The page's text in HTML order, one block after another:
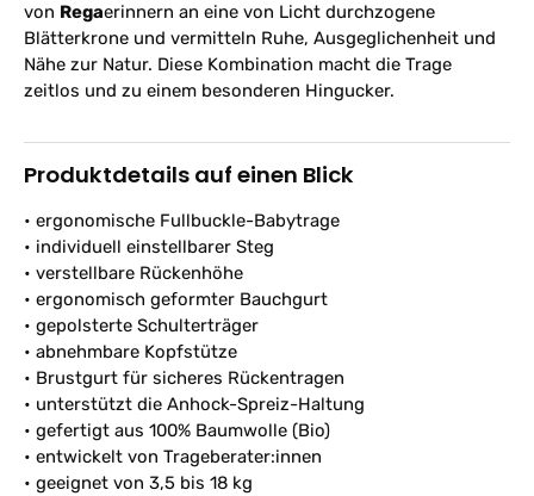
von Regaerinnern an eine von Licht durchzogene
Blätterkrone und vermitteln Ruhe, Ausgeglichenheit und
Nähe zur Natur. Diese Kombination macht die Trage
zeitlos und zu einem besonderen Hingucker.
Produktdetails auf einen Blick
• ergonomische Fullbuckle-Babytrage
• individuell einstellbarer Steg
• verstellbare Rückenhöhe
• ergonomisch geformter Bauchgurt
• gepolsterte Schulterträger
• abnehmbare Kopfstütze
• Brustgurt für sicheres Rückentragen
• unterstützt die Anhock-Spreiz-Haltung
• gefertigt aus 100% Baumwolle (Bio)
• entwickelt von Trageberater:innen
• geeignet von 3,5 bis 18 kg